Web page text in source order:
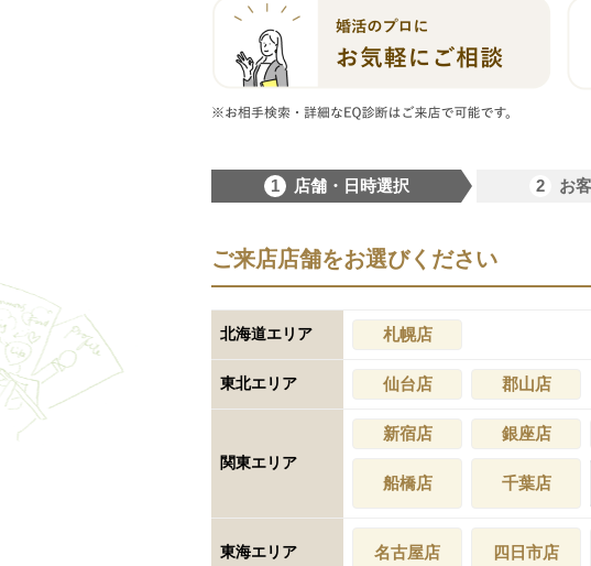
1 店舗・日時選択 2 お
ご来店店舗をお選びください
北海道エリア 札幌店
東北エリア 仙台店 郡山店
関東エリア
新宿店 銀座店
船橋店 千葉店
東海エリア 名古屋店 四日市店